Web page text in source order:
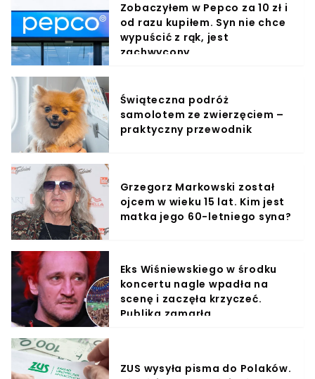
Zobaczyłem w Pepco za 10 zł i
od razu kupiłem. Syn nie chce
wypuścić z rąk, jest
zachwycony
Świąteczna podróż
samolotem ze zwierzęciem –
praktyczny przewodnik
Grzegorz Markowski został
ojcem w wieku 15 lat. Kim jest
matka jego 60-letniego syna?
Eks Wiśniewskiego w środku
koncertu nagle wpadła na
scenę i zaczęła krzyczeć.
Publika zamarła
ZUS wysyła pisma do Polaków.